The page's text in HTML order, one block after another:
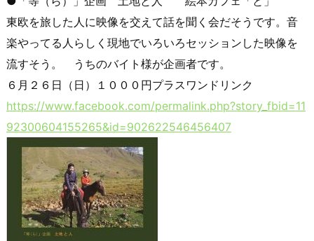
東欧を旅した人に映像を交えて話を聞く会だそうです。音
楽やってる人らしく現地でいろいろセッションした映像を
流すそう。 うちのバイト様が企画者です。
６月２６日（日）１０００円プラスワンドリンク
https://www.facebook.com/permalink.php?story_fbid=11
92300604155265&id=902622546456407